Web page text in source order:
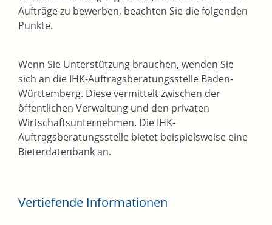
Aufträge zu bewerben, beachten Sie die folgenden
Punkte.
Wenn Sie Unterstützung brauchen, wenden Sie
sich an die IHK-Auftragsberatungsstelle Baden-
Württemberg. Diese vermittelt zwischen der
öffentlichen Verwaltung und den privaten
Wirtschaftsunternehmen. Die IHK-
Auftragsberatungsstelle bietet beispielsweise eine
Bieterdatenbank an.
Vertiefende Informationen